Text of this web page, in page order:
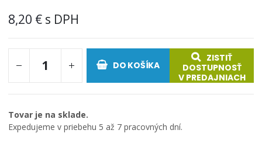
8,20 €
DO KOŠÍKA
ZISTIŤ
DOSTUPNOSŤ
V PREDAJNIACH
Tovar je na sklade.
Expedujeme v priebehu 5 až 7 pracovných dní.